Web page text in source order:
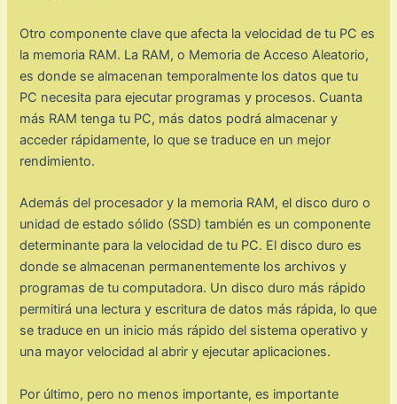
Otro componente clave que afecta la velocidad de tu PC es
la memoria RAM. La RAM, o Memoria de Acceso Aleatorio,
es donde se almacenan temporalmente los datos que tu
PC necesita para ejecutar programas y procesos. Cuanta
más RAM tenga tu PC, más datos podrá almacenar y
acceder rápidamente, lo que se traduce en un mejor
rendimiento.
Además del procesador y la memoria RAM, el disco duro o
unidad de estado sólido (SSD) también es un componente
determinante para la velocidad de tu PC. El disco duro es
donde se almacenan permanentemente los archivos y
programas de tu computadora. Un disco duro más rápido
permitirá una lectura y escritura de datos más rápida, lo que
se traduce en un inicio más rápido del sistema operativo y
una mayor velocidad al abrir y ejecutar aplicaciones.
Por último, pero no menos importante, es importante